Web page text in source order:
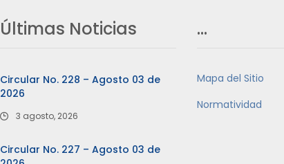
Últimas Noticias
Circular No. 228 – Agosto 03 de
2026
3 agosto, 2026
Circular No. 227 – Agosto 03 de
…
Mapa del Sitio
Normatividad